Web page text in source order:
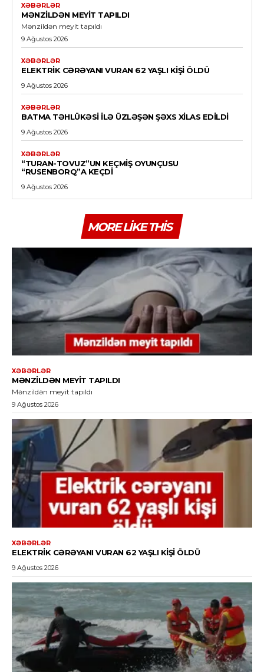
XƏBƏRLƏR
MƏNZILDƏN MEYIT TAPILDI
Mənzildən meyit tapıldı
9 Ağustos 2026
XƏBƏRLƏR
ELEKTRIK CƏRƏYANI VURAN 62 YAŞLI KIŞI ÖLDÜ
9 Ağustos 2026
XƏBƏRLƏR
BATMA TƏHLÜKƏSI ILƏ ÜZLƏŞƏN ŞƏXS XILAS EDILDI
9 Ağustos 2026
XƏBƏRLƏR
“TURAN-TOVUZ”UN KEÇMIŞ OYUNÇUSU
“RUSENBORQ”A KEÇDI
9 Ağustos 2026
MORE LIKE THIS
XƏBƏRLƏR
MƏNZILDƏN MEYIT TAPILDI
Mənzildən meyit tapıldı
9 Ağustos 2026
XƏBƏRLƏR
ELEKTRIK CƏRƏYANI VURAN 62 YAŞLI KIŞI ÖLDÜ
9 Ağustos 2026